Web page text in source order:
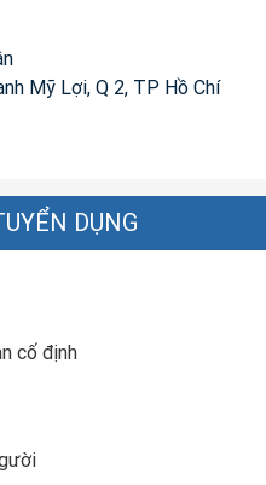
Mỹ Lợi, Q 2, TP Hồ Chí
DỤNG
cố định